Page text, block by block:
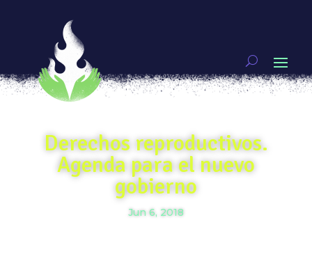
Derechos reproductivos.
Agenda para el nuevo
gobierno
Jun 6, 2018